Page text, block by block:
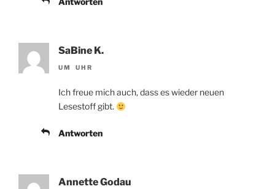
SaBine K.
UM UHR
Ich freue mich auch, dass es wieder neuen
Lesestoff gibt.
Antworten
Annette Godau